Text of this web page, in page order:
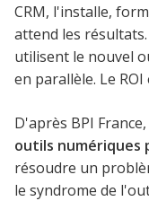
CRM, l'installe,
attend les
utilisent le nouvel
en parallèle. Le
D'après BPI France,
outils numériques
résoudre un
le syndrome de